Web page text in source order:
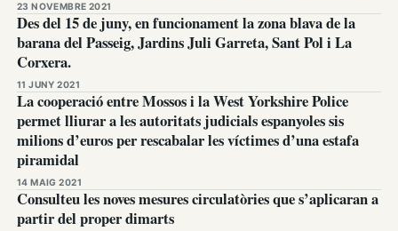
23 NOVEMBRE 2021
Des del 15 de juny, en funcionament la zona blava de la
barana del Passeig, Jardins Juli Garreta, Sant Pol i La
Corxera.
11 JUNY 2021
La cooperació entre Mossos i la West Yorkshire Police
permet lliurar a les autoritats judicials espanyoles sis
milions d’euros per rescabalar les víctimes d’una estafa
piramidal
14 MAIG 2021
Consulteu les noves mesures circulatòries que s’aplicaran a
partir del proper dimarts